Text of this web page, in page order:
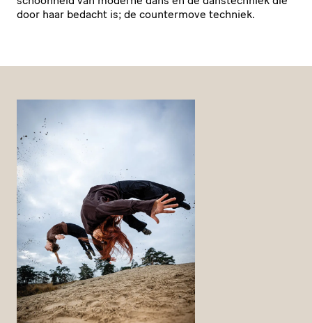
door haar bedacht is; de countermove techniek.